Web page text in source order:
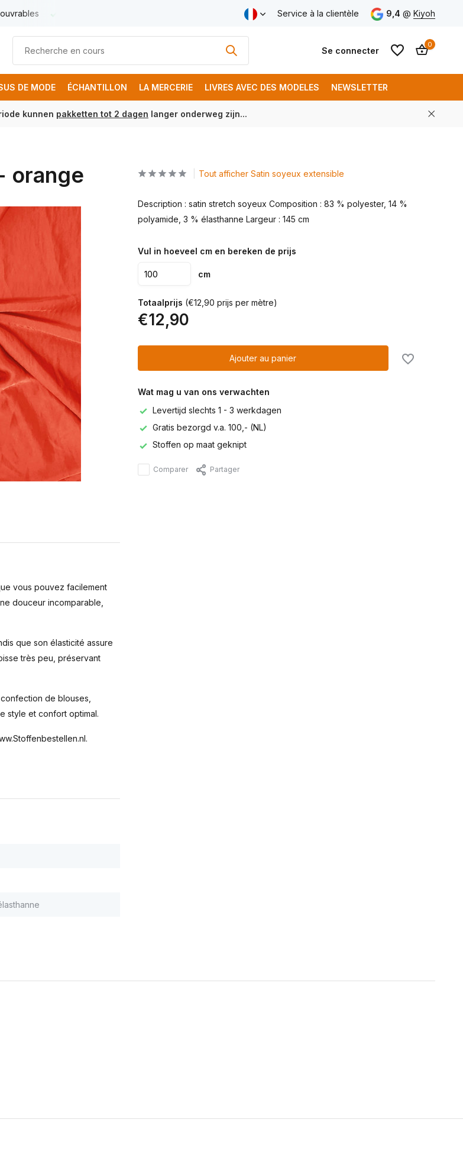
Livraison gratuite à partir de € 250 (FR)
Service à la clientèle 9,4 @ Kiyoh
Se connecter
0
DE MODE ÉCHANTILLON LA MERCERIE LIVRES AVEC DES MODELES NEWSLETTER
kunnen pakketten tot 2 dagen langer onderweg zijn...
orange
vous pouvez facilement
douceur incomparable,
que son élasticité assure
très peu, préservant
de blouses,
style et confort optimal.
Tout afficher Satin soyeux extensible
Description : satin stretch soyeux Composition : 83 % polyester, 14 %
polyamide, 3 % élasthanne Largeur : 145 cm
Vul in hoeveel cm en bereken de prijs
cm
Totaalprijs (€12,90 prijs per mètre)
€12,90
Ajouter au panier
Wat mag u van ons verwachten
Levertijd slechts 1 - 3 werkdagen
Gratis bezorgd v.a. 100,- (NL)
Stoffen op maat geknipt
Comparer Partager